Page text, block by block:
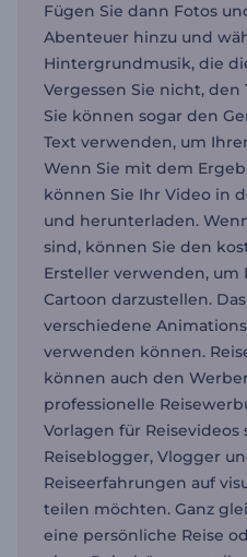
Fügen Sie dann Fotos
Abenteuer hinzu und
Hintergrundmusik, die
Vergessen Sie nicht, den
Sie können sogar den
Text verwenden, um
Wenn Sie mit dem
können Sie Ihr Video in
und herunterladen.
sind, können Sie den
Ersteller verwenden, um
Cartoon darzustellen.
verschiedene
verwenden können.
können auch den
professionelle
Vorlagen für
Reiseblogger, Vlogger
Reiseerfahrungen auf
teilen möchten. Ganz
eine persönliche Reise